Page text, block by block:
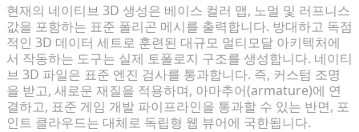
현재의 네이티브 3D 생성은 베이스 컬러 맵, 노멀 및 러프니스
값을 포함하는 표준 폴리곤 메시를 출력합니다. 방대하고 독점
적인 3D 데이터 세트로 훈련된 대규모 멀티모달 아키텍처에
서 작동하는 도구는 실제 토폴로지 구조를 생성합니다. 네이티
브 3D 파일은 표준 엔진 검사를 통과합니다. 즉, 커스텀 조명
을 받고, 새로운 재질을 적용하며, 아마추어(armature)에 연
결하고, 표준 게임 개발 파이프라인을 통과할 수 있는 반면, 포
인트 클라우드는 대체로 독립형 웹 뷰어에 국한됩니다.